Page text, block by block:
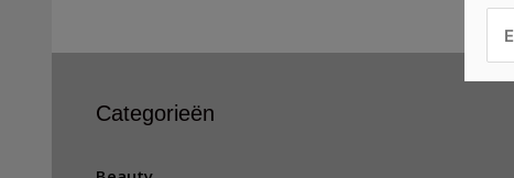
Categorieën